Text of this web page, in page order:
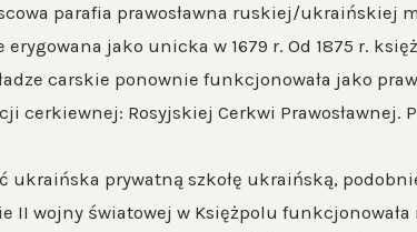
parafia prawosławna ruskiej/ukraińskiej
jako unicka w 1679 r. Od 1875 r.
carskie ponownie funkcjonowała jako
cerkiewnej: Rosyjskiej Cerkwi Prawosławnej.
ukraińska prywatną szkołę ukraińską,
II wojny światowej w Księżpolu funkcjonowała